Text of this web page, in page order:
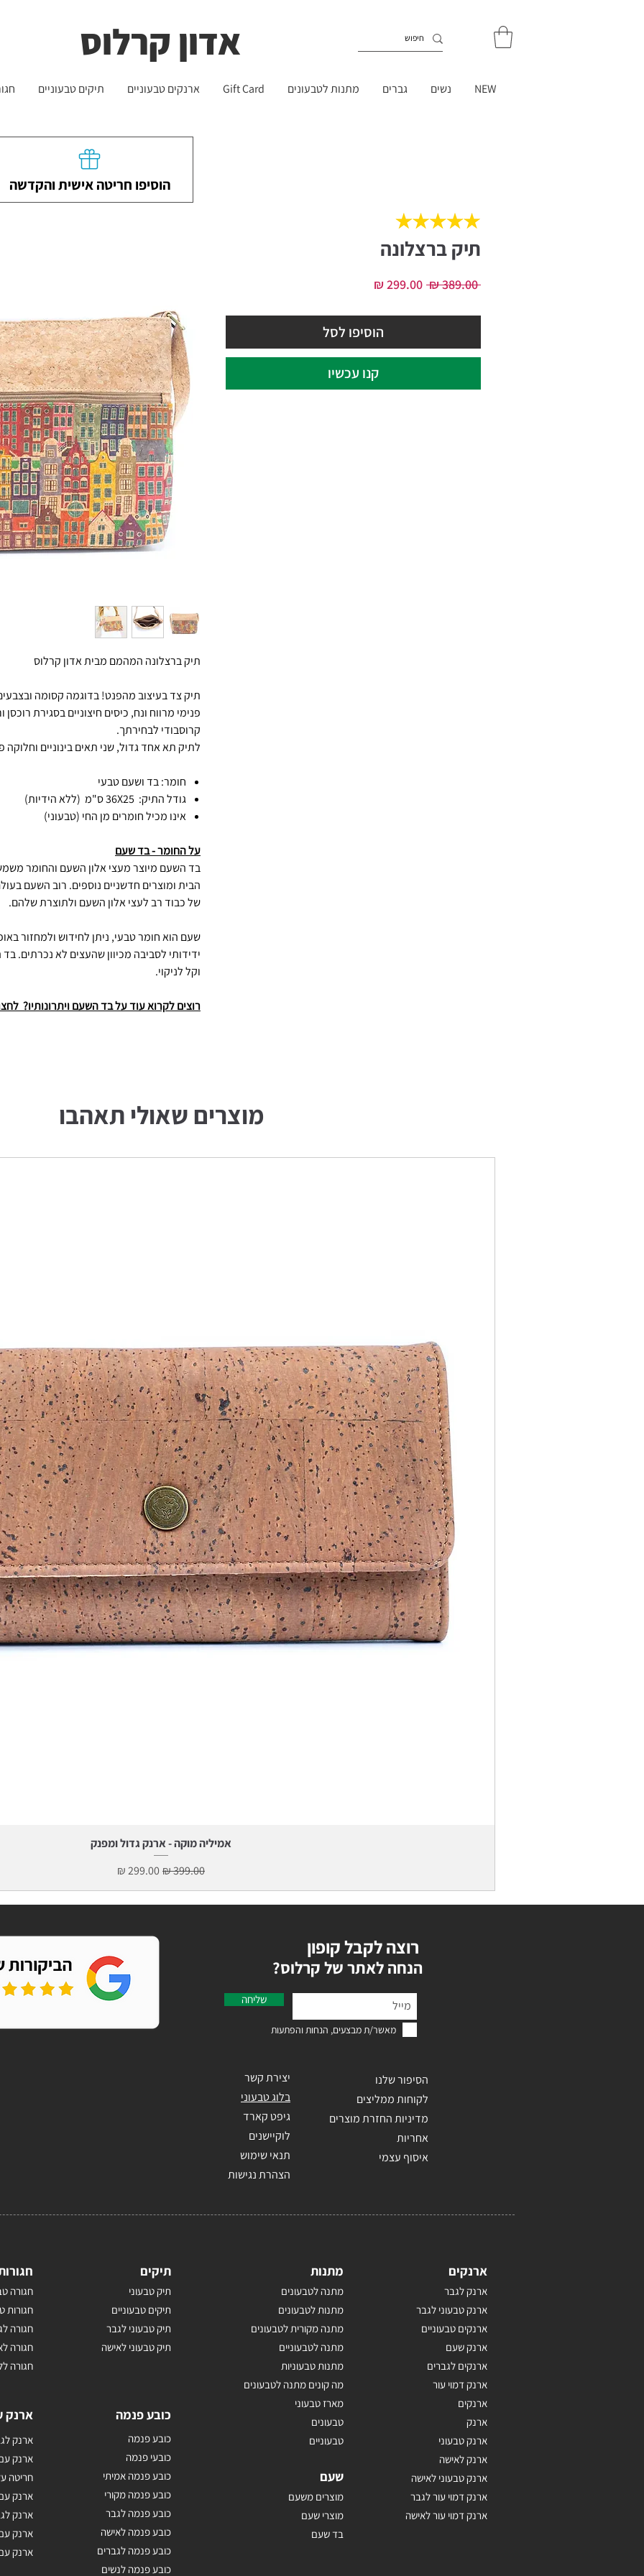
אדון קרלוס
NEW נשים גברים מתנות לטבעונים Gift Card ארנקים טבעוניים תיקים טבעוניים
הוסיפו חריטה אישית והקדשה
תיק ברצלונה המהמם מבית אדון קרלוס
תיק צד בעיצוב מהפנט! בדוגמה קסומה
פנימי מרווח ונח, כיסים חיצוניים בסגירת
קרוסבודי לבחירתך.
לתיק תא אחד גדול, שני תאים בינוניים
חומר: בד ושעם טבעי
גודל התיק: 36X25 ס"מ (ללא הידיות)
אינו מכיל חומרים מן החי (טבעוני)
על החומר - בד שעם
בד השעם מיוצר מעצי אלון השעם והחומר משמש
הבית ומוצרים חדשניים נוספים. רוב השעם
של כבוד רב לעצי אלון השעם ולתוצרת שלהם.
שעם הוא חומר טבעי, ניתן לחידוש ולמחזור
ידידותי לסביבה מכיוון שהעצים לא נכרתים.
וקל לניקוי.
רוצים לקרוא עוד על בד השעם ויתרונותיו?
תיק ברצלונה
‏389.00 ‏₪
מחיר
הוסיפו לסל
קנו עכשיו
מוצרים שאולי תאהבו
תצוגה מהירה
אמיליה מוקה - ארנק גדול ומפנק
מחיר רגיל מחיר מבצע
רוצה לקבל קופון
?הנחה לאתר של קרלוס
שליחה
מאשר/ת מבצעים, הנחות והפתעות
יצירת קשר
בלוג טבעוני
גיפט קארד
לוקיישנים
תנאי שימוש
הצהרת נגישות
הסיפור שלנו
לקוחות ממליצים
מדיניות החזרת מוצרים
אחריות
איסוף עצמי
חגורה
חגורות
חגורה
חגורה
חגורה
תיקים
תיק טבעוני
תיקים טבעוניים
תיק טבעוני לגבר
תיק טבעוני לאישה
ארנק
ארנק
ארנק
חריטה
ארנק
ארנק
ארנק
ארנק
כובע פנמה
כובע פנמה
כובעי פנמה
כובע פנמה אמיתי
כובע פנמה מקורי
כובע פנמה לגבר
כובע פנמה לאישה
כובע פנמה לגברים
כובע פנמה לנשים
מתנות
מתנה לטבעונים
מתנות לטבעונים
מתנה מקורית לטבעונים
מתנה לטבעוניים
מתנות טבעוניות
מה קונים מתנה לטבעונים
מארז טבעוני
טבעונים
טבעוניים
שעם
מוצרים משעם
מוצרי שעם
בד שעם
ארנקים
ארנק לגבר
ארנק טבעוני לגבר
ארנקים טבעוניים
ארנק שעם
ארנקים לגברים
ארנק דמוי עור
ארנקים
ארנק
ארנק טבעוני
ארנק לאישה
ארנק טבעוני לאישה
ארנק דמוי עור לגבר
ארנק דמוי עור לאישה